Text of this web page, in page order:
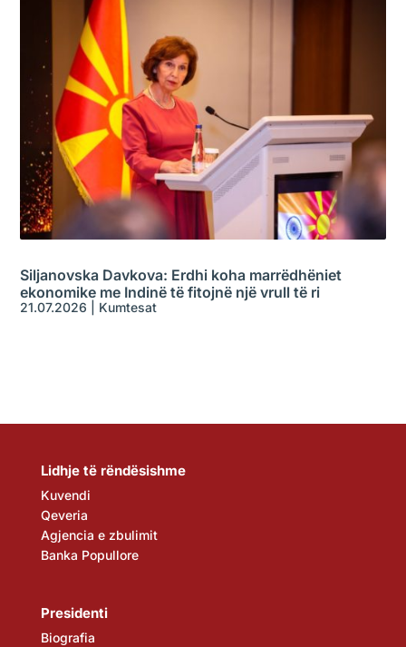
Siljanovska Davkova: Erdhi koha marrëdhëniet
ekonomike me Indinë të fitojnë një vrull të ri
21.07.2026 Kumtesat
Lidhje të rëndësishme
Kuvendi
Qeveria
Agjencia e zbulimit
Banka Popullore
Presidenti
Biografia